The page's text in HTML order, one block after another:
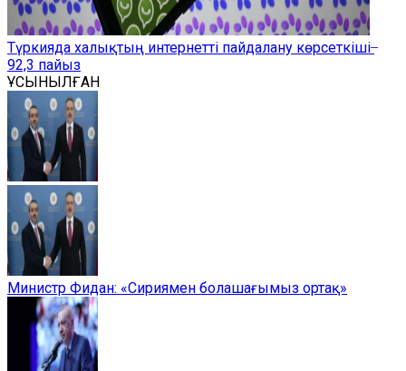
Түркияда халықтың интернетті пайдалану көрсеткіші ̶
92,3 пайыз
ҰСЫНЫЛҒАН
Министр Фидан: «Сириямен болашағымыз ортақ»